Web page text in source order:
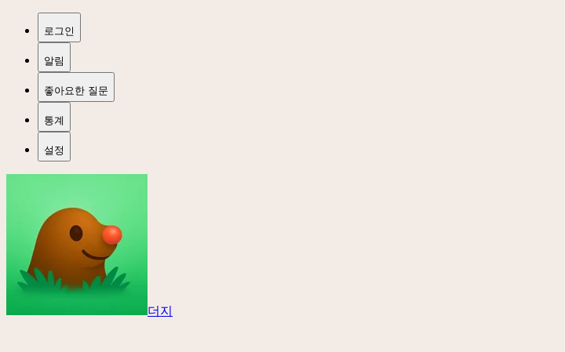
로그인
알림
좋아요한 질문
통계
설정
더지